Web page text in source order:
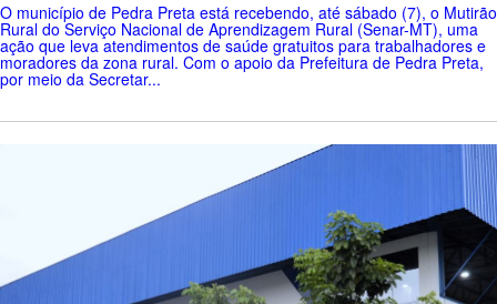
O município de Pedra Preta está recebendo, até sábado (7), o Mutirão
Rural do Serviço Nacional de Aprendizagem Rural (Senar-MT), uma
ação que leva atendimentos de saúde gratuitos para trabalhadores e
moradores da zona rural. Com o apoio da Prefeitura de Pedra Preta,
por meio da Secretar...